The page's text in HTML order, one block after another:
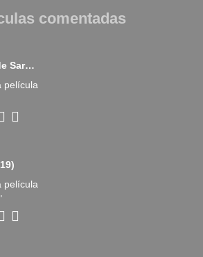
comentadas
El cuaderno de Sara (2018)